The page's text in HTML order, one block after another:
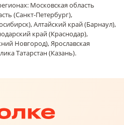
Московская область
(Санкт-Петербург),
Алтайский край (Барнаул),
край (Краснодар),
Новгород), Ярославская
Татарстан (Казань).